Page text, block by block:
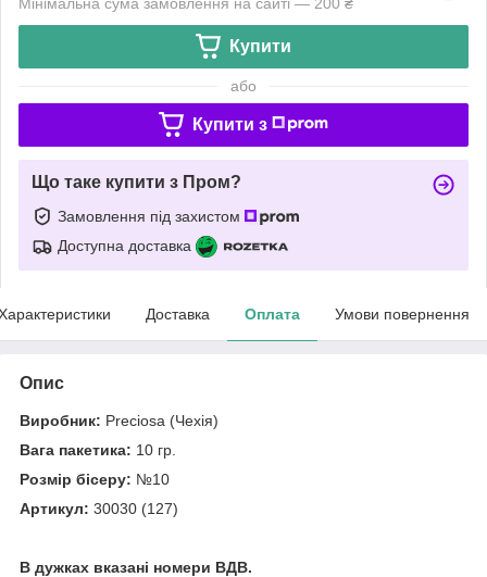
Купити
або
Купити з
Що таке купити з Пром?
Замовлення під захистом
Доступна доставка
Доставка Оплата Умови повернення
Опис
Виробник: Preciosa (Чехія)
Вага пакетика: 10 гр.
Розмір бісеру: №10
Артикул: 30030 (127)
В дужках вказані номери ВДВ.